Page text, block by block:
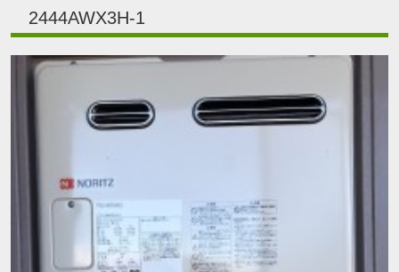
2444AWX3H-1